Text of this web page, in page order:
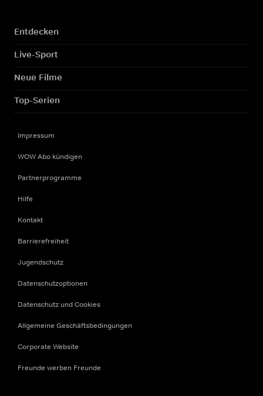
Entdecken
Live-Sport
Neue Filme
Top-Serien
Impressum
WOW Abo kündigen
Partnerprogramme
Hilfe
Kontakt
Barrierefreiheit
Jugendschutz
Datenschutzoptionen
Datenschutz und Cookies
Allgemeine Geschäftsbedingungen
Corporate Website
Freunde werben Freunde